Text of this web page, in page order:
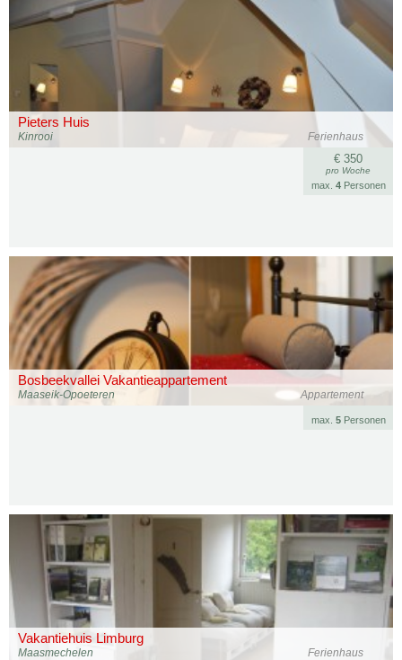
Pieters Huis
Ferienhaus
Kinrooi
€ 350
pro Woche
max. 4Personen
Bosbeekvallei Vakantieappartement
Appartement
Maaseik-Opoeteren
max. 5Personen
Vakantiehuis Limburg
Ferienhaus
Maasmechelen